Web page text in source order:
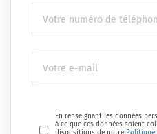
En renseignant les données
à ce que ces données soient
dispositions de notre